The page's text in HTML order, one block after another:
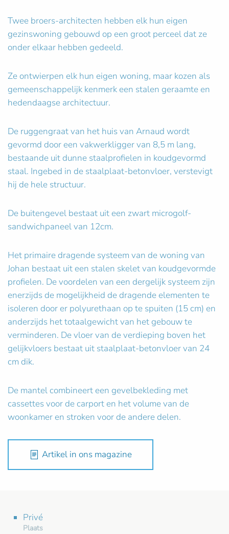
Twee broers-architecten hebben elk hun eigen
gezinswoning gebouwd op een groot perceel dat ze
onder elkaar hebben gedeeld.
Ze ontwierpen elk hun eigen woning, maar kozen als
gemeenschappelijk kenmerk een stalen geraamte en
hedendaagse architectuur.
De ruggengraat van het huis van Arnaud wordt
gevormd door een vakwerkligger van 8,5 m lang,
bestaande uit dunne staalprofielen in koudgevormd
staal. Ingebed in de staalplaat-betonvloer, verstevigt
hij de hele structuur.
De buitengevel bestaat uit een zwart microgolf-
sandwichpaneel van 12cm.
Het primaire dragende systeem van de woning van
Johan bestaat uit een stalen skelet van koudgevormde
profielen. De voordelen van een dergelijk systeem zijn
enerzijds de mogelijkheid de dragende elementen te
isoleren door er polyurethaan op te spuiten (15 cm) en
anderzijds het totaalgewicht van het gebouw te
verminderen. De vloer van de verdieping boven het
gelijkvloers bestaat uit staalplaat-betonvloer van 24
cm dik.
De mantel combineert een gevelbekleding met
cassettes voor de carport en het volume van de
woonkamer en stroken voor de andere delen.
Artikel in ons magazine
Privé
Plaats